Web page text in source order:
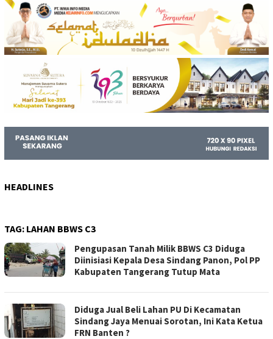
HEADLINES
TAG: LAHAN BBWS C3
Pengupasan Tanah Milik BBWS C3 Diduga
Diinisiasi Kepala Desa Sindang Panon, Pol PP
Kabupaten Tangerang Tutup Mata
Diduga Jual Beli Lahan PU Di Kecamatan
Sindang Jaya Menuai Sorotan, Ini Kata Ketua
FRN Banten ?